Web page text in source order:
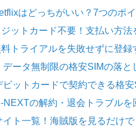
はどっちがいい？7つのポ
ットカード不要！支払い方
トライアルを失敗せずに登録
データ無制限の格安SIMの落と
ビットカードで契約できる格
NEXTの解約・退会トラブルを
イト一覧！海賊版を見るだけ